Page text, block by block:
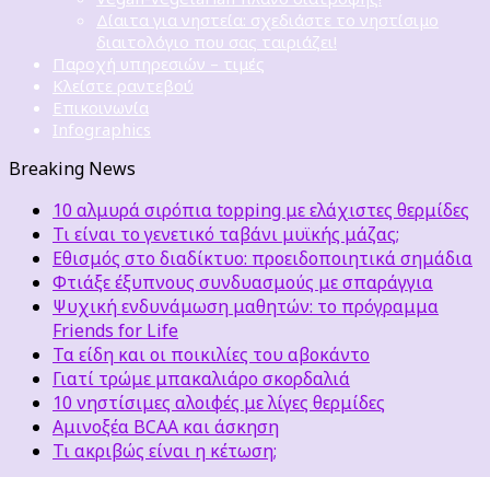
Δίαιτα για νηστεία: σχεδιάστε το νηστίσιμο
διαιτολόγιο που σας ταιριάζει!
Παροχή υπηρεσιών – τιμές
Κλείστε ραντεβού
Επικοινωνία
Infographics
Breaking News
10 αλμυρά σιρόπια topping με ελάχιστες θερμίδες
Τι είναι το γενετικό ταβάνι μυϊκής μάζας;
Εθισμός στο διαδίκτυο: προειδοποιητικά σημάδια
Φτιάξε έξυπνους συνδυασμούς με σπαράγγια
Ψυχική ενδυνάμωση μαθητών: το πρόγραμμα
Friends for Life
Τα είδη και οι ποικιλίες του αβοκάντο
Γιατί τρώμε μπακαλιάρο σκορδαλιά
10 νηστίσιμες αλοιφές με λίγες θερμίδες
Αμινοξέα BCAA και άσκηση
Τι ακριβώς είναι η κέτωση;